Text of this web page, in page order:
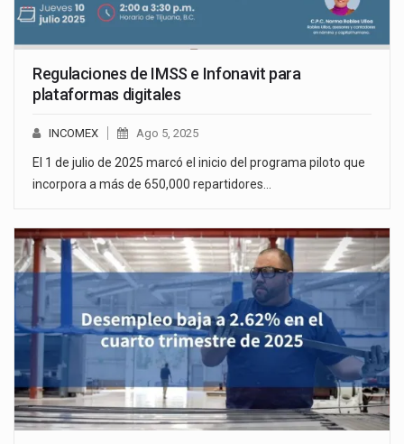
Regulaciones de IMSS e Infonavit para
plataformas digitales
INCOMEX Ago 5, 2025
El 1 de julio de 2025 marcó el inicio del programa piloto que
incorpora a más de 650,000 repartidores…